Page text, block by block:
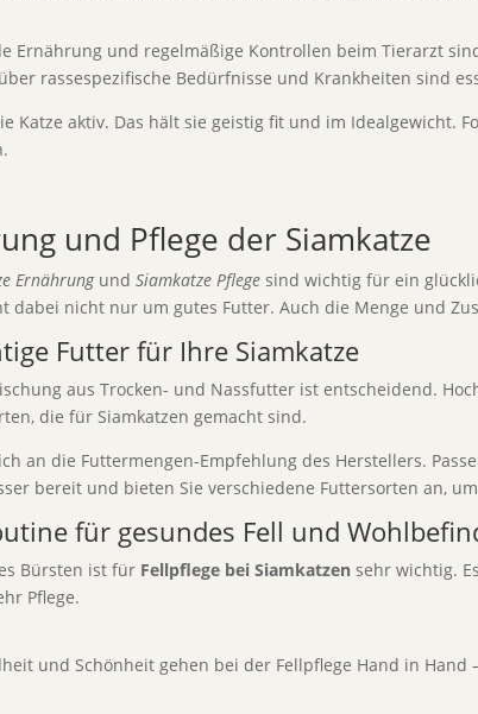
Ernährung und regelmäßige Kontrollen beim Tierarzt
rassespezifische Bedürfnisse und Krankheiten sind
Katze aktiv. Das hält sie geistig fit und im Idealgewicht.
und Pflege der Siamkatze
Ernährungund Siamkatze Pflege sind wichtig für ein
dabei nicht nur um gutes Futter. Auch die Menge und
Futter für Ihre Siamkatze
aus Trocken- und Nassfutter ist entscheidend.
die für Siamkatzen gemacht sind.
an die Futtermengen-Empfehlung des Herstellers.
bereit und bieten Sie verschiedene Futtersorten an,
für gesundes Fell und
Bürsten ist für Fellpflege bei Siamkatzen sehr wichtig.
Pflege.
und Schönheit gehen bei der Fellpflege Hand in Hand